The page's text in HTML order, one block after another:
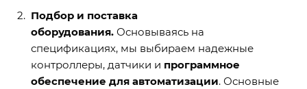
Подбор и поставка
оборудования. Основываясь на
спецификациях, мы выбираем надежные
контроллеры, датчики и программное
обеспечение для автоматизации. Основные